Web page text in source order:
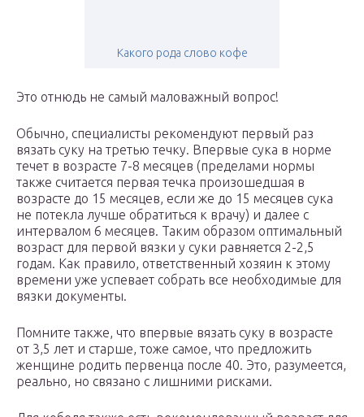
Какого рода слово кофе
Это отнюдь не самый маловажный вопрос!
Обычно, специалисты рекомендуют первый раз
вязать суку на третью течку. Впервые сука в норме
течет в возрасте 7-8 месяцев (пределами нормы
также считается первая течка произошедшая в
возрасте до 15 месяцев, если же до 15 месяцев сука
не потекла лучше обратиться к врачу) и далее с
интервалом 6 месяцев. Таким образом оптимальный
возраст для первой вязки у суки равняется 2-2,5
годам. Как правило, ответственный хозяин к этому
времени уже успевает собрать все необходимые для
вязки документы.
Помните также, что впервые вязать суку в возрасте
от 3,5 лет и старше, тоже самое, что предложить
женщине родить первенца после 40. Это, разумеется,
реально, но связано с лишними рисками.